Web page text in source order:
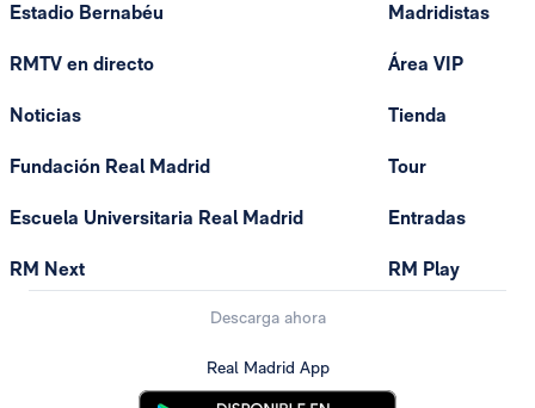
Estadio Bernabéu
RMTV en directo
Noticias
Fundación Real Madrid
Escuela Universitaria Real Madrid
RM Next
Madridistas
Área VIP
Tienda
Tour
Entradas
RM Play
Descarga ahora
Real Madrid App